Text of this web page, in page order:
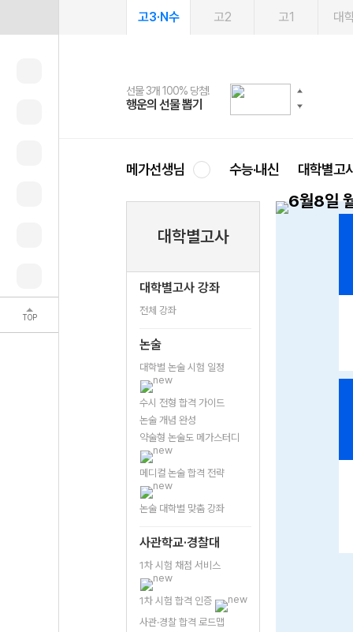
TOP
고3·N수 고2 고1 대
선물 3개 100% 당첨!
행운의 선물 뽑기
선물 100% 증정!
메가스터디 X 올리브
2027 러셀 단과
강사 공개선발
스마트러닝앱
설문 EVENT
메가패스
3일 무료 체험권
메가패스 수강생 무료혜택!
메가클럽 멤버십
사회공헌 캠페인
희망이룸 메가나눔
메가선생님 수능·내신 대학별고
대학별고사
대학별고사 강좌
전체 강좌
논술
대학별 논술 시험 일정
수시 전형 합격 가이드
논술 개념 완성
약술형 논술도 메가스터디
메디컬 논술 합격 전략
논술 대학별 맞춤 강좌
사관학교·경찰대
1차 시험 채점 서비스
1차 시험 합격 인증
사관·경찰 합격 로드맵